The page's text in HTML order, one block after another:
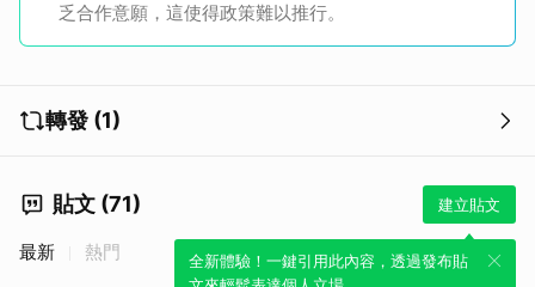
乏合作意願，這使得政策難以推行。
轉發 (1)
貼文 (71) 建立貼文
全新體驗！一鍵引用此內容，透過發布貼
最新 熱門